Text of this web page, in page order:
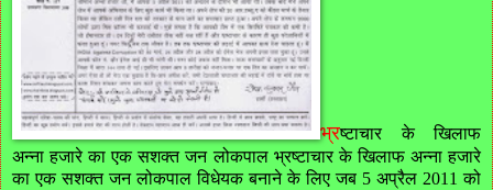
भ्रष्टाचार के
खिलाफ
अन्ना हजारे का एक सशक्त जन लोकपाल भ्रष्टाचार के खिलाफ अन्ना हजारे
का एक सशक्त जन लोकपाल विधेयक बनाने के लिए जब 5 अप्रैल 2011को